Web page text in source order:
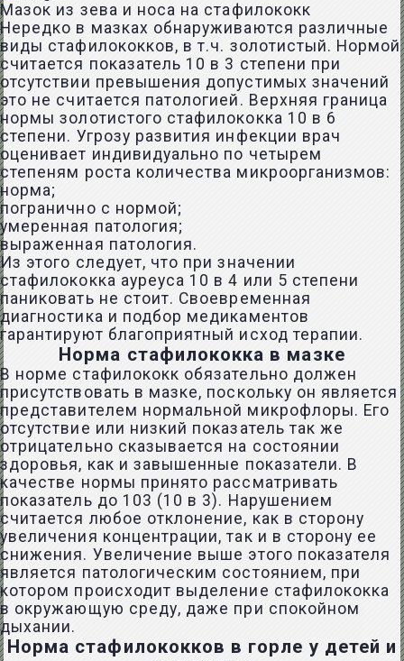
Мазок из зева и носа на стафилококк
Нередко в мазках обнаруживаются различные
виды стафилококков, в т.ч. золотистый. Нормой
считается показатель 10 в 3 степени при
отсутствии превышения допустимых значений
это не считается патологией. Верхняя граница
нормы золотистого стафилококка 10 в 6
степени. Угрозу развития инфекции врач
оценивает индивидуально по четырем
степеням роста количества микроорганизмов:
норма;
погранично с нормой;
умеренная патология;
выраженная патология.
Из этого следует, что при значении
стафилококка ауреуса 10 в 4 или 5 степени
паниковать не стоит. Своевременная
диагностика и подбор медикаментов
гарантируют благоприятный исход терапии.
Норма стафилококка в мазке
В норме стафилококк обязательно должен
присутствовать в мазке, поскольку он является
представителем нормальной микрофлоры. Его
отсутствие или низкий показатель так же
отрицательно сказывается на состоянии
здоровья, как и завышенные показатели. В
качестве нормы принято рассматривать
показатель до 103 (10 в 3). Нарушением
считается любое отклонение, как в сторону
увеличения концентрации, так и в сторону ее
снижения. Увеличение выше этого показателя
является патологическим состоянием, при
котором происходит выделение стафилококка
в окружающую среду, даже при спокойном
дыхании.
Норма стафилококков в горле у детей и